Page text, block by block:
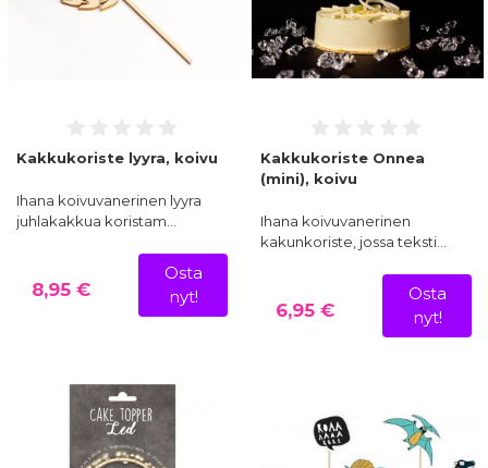
Kakkukoriste lyyra, koivu
Ihana koivuvanerinen lyyra
juhlakakkua koristam…
8,95 €
Osta
nyt!
Kakkukoriste Onnea
(mini), koivu
Ihana koivuvanerinen
kakunkoriste, jossa teksti…
6,95 €
Osta
nyt!